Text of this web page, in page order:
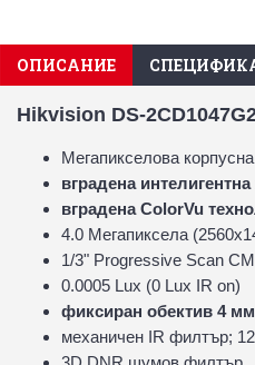
ОПИСАНИЕ
Hikvision DS-
Мегапикселова
вградена
вградена ColorVu
4.0 Мегапиксела
1/3" Progressive Scan
0.0005 Lux (0 Lux IR on)
фиксиран обектив 4
механичен IR филтър;